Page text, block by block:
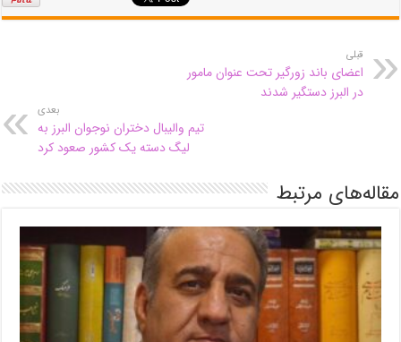
قبلی
اعضای باند زورگیر تحت عنوان مامور
در البرز دستگیر شدند
بعدی
تیم والیبال دختران نوجوان البرز به
لیگ دسته یک کشور صعود کرد
مقاله‌های مرتبط